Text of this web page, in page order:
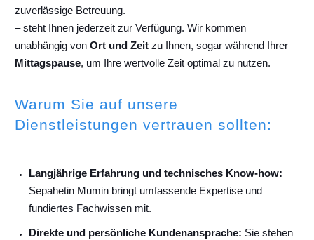
zuverlässige Betreuung.
– steht Ihnen jederzeit zur Verfügung. Wir kommen
unabhängig von Ort und Zeit zu Ihnen, sogar während Ihrer
Mittagspause, um Ihre wertvolle Zeit optimal zu nutzen.
Warum Sie auf unsere
Dienstleistungen vertrauen sollten:
Langjährige Erfahrung und technisches Know-how:
Sepahetin Mumin bringt umfassende Expertise und
fundiertes Fachwissen mit.
Direkte und persönliche Kundenansprache: Sie stehen